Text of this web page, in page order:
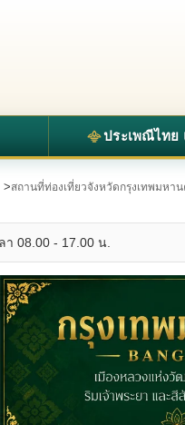
ประเพณีไทย
>สถานที่ท่องเที่ยวจังหวัดกรุงเทพมหา
08.00 - 17.00 น.